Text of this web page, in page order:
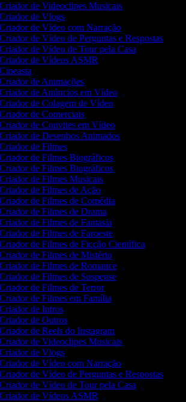
de Videoclipes Musicais
de Vlogs
de Vídeo com Narração
de Vídeo de Perguntas e Respostas
de Vídeo de Tour pela Casa
de Vídeos ASMR
de Animações
de Anúncios em Vídeo
de Colagem de Vídeo
de Comerciais
de Convites em Vídeo
de Desenhos Animados
de Filmes
de Filmes Biográficos
de Filmes Biográficos
de Filmes Musicais
de Filmes de Ação
de Filmes de Comédia
de Filmes de Drama
de Filmes de Fantasia
de Filmes de Faroeste
de Filmes de Ficção Científica
de Filmes de Mistério
de Filmes de Romance
de Filmes de Suspense
de Filmes de Terror
de Filmes em Família
de Intros
de Outros
de Reels do Instagram
de Videoclipes Musicais
de Vlogs
de Vídeo com Narração
de Vídeo de Perguntas e Respostas
de Vídeo de Tour pela Casa
de Vídeos ASMR